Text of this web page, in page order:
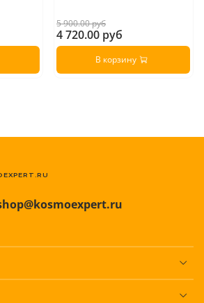
5 900.00 руб
4 720.00 руб
В корзину